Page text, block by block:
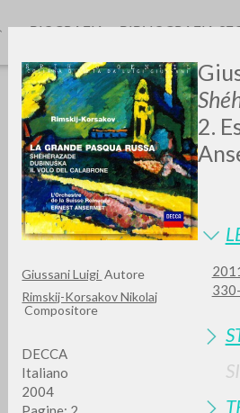
Giussani Luigi Autore
Rimskij-Korsakov Nikolaj
Compositore
DECCA
Italiano
2004
2.
BIOGRAFIA BIBLIOGRAFIA